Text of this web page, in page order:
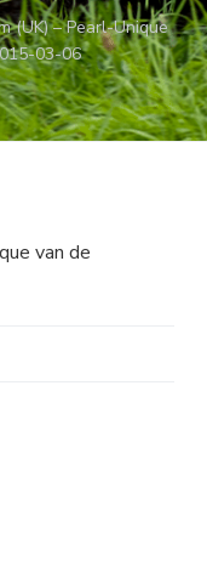
(UK) – Pearl-Unique
03-06
van de